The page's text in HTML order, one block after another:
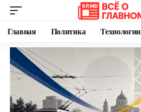
Главная Политика Технологии